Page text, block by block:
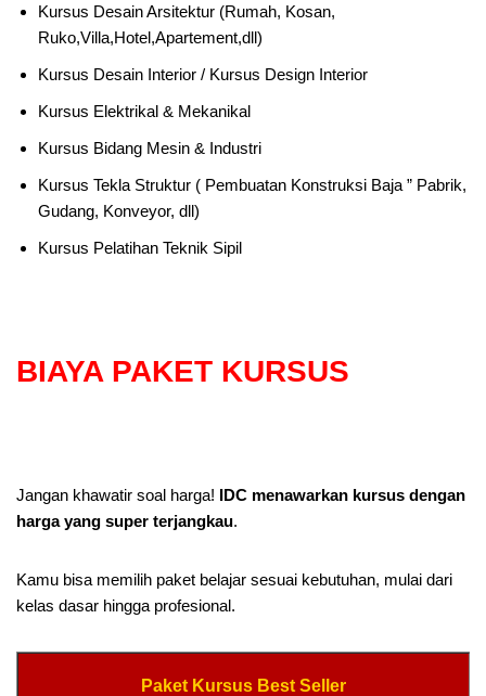
Kursus Desain Arsitektur (Rumah, Kosan,
Ruko,Villa,Hotel,Apartement,dll)
Kursus Desain Interior / Kursus Design Interior
Kursus Elektrikal & Mekanikal
Kursus Bidang Mesin & Industri
Kursus Tekla Struktur ( Pembuatan Konstruksi Baja ” Pabrik,
Gudang, Konveyor, dll)
Kursus Pelatihan Teknik Sipil
BIAYA PAKET KURSUS
Jangan khawatir soal harga! IDC menawarkan kursus dengan
harga yang super terjangkau.
Kamu bisa memilih paket belajar sesuai kebutuhan, mulai dari
kelas dasar hingga profesional.
Paket Kursus Best Seller